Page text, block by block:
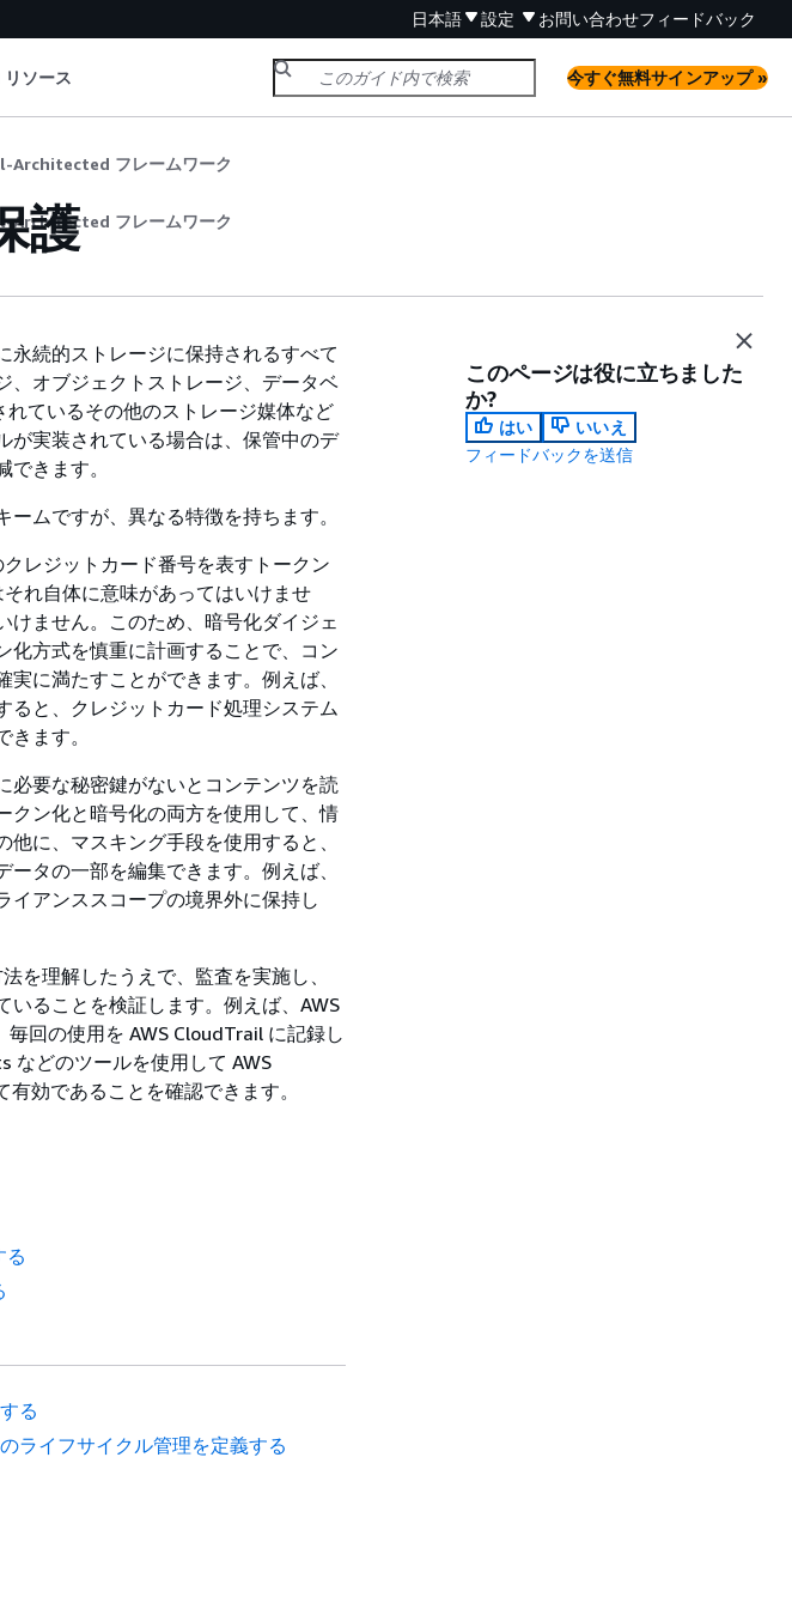
日本語 設定 お問い合わせフィードバック
リソース 今すぐ無料サインアップ »
Architected フレームワーク
Architected フレームワーク
護
永続的ストレージに保持されるすべて
、オブジェクトストレージ、データベ
ているその他のストレージ媒体など
が実装されている場合は、保管中のデ
きます。
ムですが、異なる特徴を持ちます。
レジットカード番号を表すトークン
れ自体に意味があってはいけませ
けません。このため、暗号化ダイジェ
化方式を慎重に計画することで、コン
に満たすことができます。例えば、
ると、クレジットカード処理システム
ます。
必要な秘密鍵がないとコンテンツを読
クン化と暗号化の両方を使用して、情
に、マスキング手段を使用すると、
タの一部を編集できます。例えば、
イアンススコープの境界外に保持し
を理解したうえで、監査を実施し、
ることを検証します。例えば、AWS
回の使用を AWS CloudTrail に記録し
などのツールを使用して AWS
効であることを確認できます。
る
このページは役に立ちました
か?
はい
いいえ
フィードバックを送信
る
ライフサイクル管理を定義する